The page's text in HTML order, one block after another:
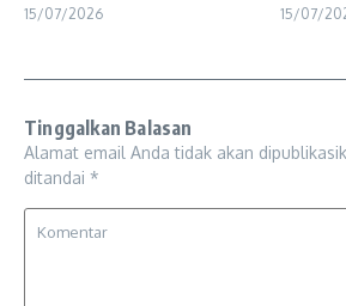
15/07/2026 15/07/
Tinggalkan Balasan
Alamat email Anda tidak akan
ditandai *